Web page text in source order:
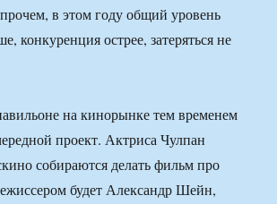
в этом году общий уровень
конкуренция острее, затеряться не
на кинорынке тем временем
проект. Актриса Чулпан
собираются делать фильм про
будет Александр Шейн,